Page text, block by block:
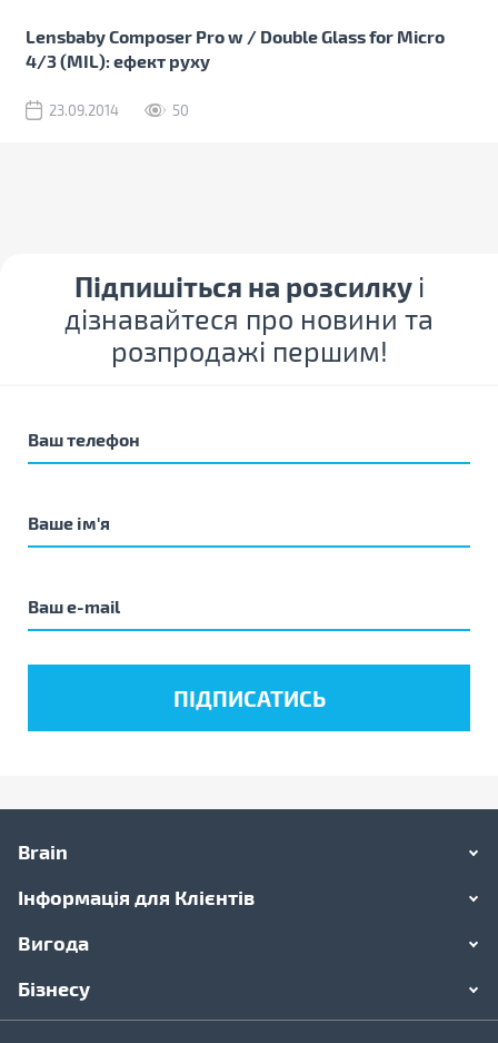
Lensbaby Composer Pro w / Double Glass for Micro
4/3 (MIL): ефект руху
23.09.2014 50
Підпишіться на розсилку і
дізнавайтеся про новини та
розпродажі першим!
Brain
Інформація для Клієнтів
Вигода
Бізнесу